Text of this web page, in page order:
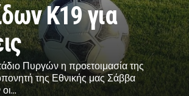
Κ19 για
Πυργών η προετοιμασία της
της Εθνικής μας Σάββα